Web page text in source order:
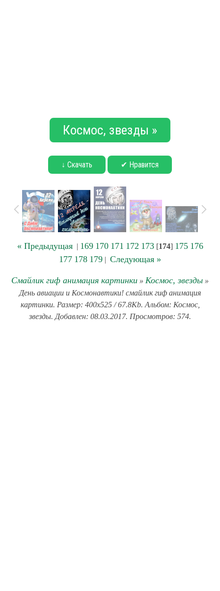
Космос, звезды »
↓ Скачать ✔ Нравится
« Предыдущая| 169 170 171 172 173[174] 175 176
177 178 179 | Следующая »
Смайлик гиф анимация картинки » Космос, звезды »
День авиации и Космонавтики! смайлик гиф анимация
картинки. Размер: 400x525 / 67.8Kb. Альбом: Космос,
звезды. Добавлен: 08.03.2017. Просмотров: 574.